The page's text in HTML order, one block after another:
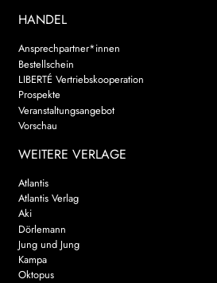
HANDEL
Ansprechpartner*innen
Bestellschein
LIBERTÉ Vertriebskooperation
Prospekte
Veranstaltungsangebot
Vorschau
WEITERE VERLAGE
Atlantis
Atlantis Verlag
Aki
Dörlemann
Jung und Jung
Kampa
Oktopus